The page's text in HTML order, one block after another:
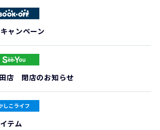
ャンペーン
店 閉店のお知らせ
テム